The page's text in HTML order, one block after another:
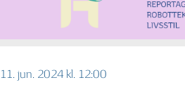
11. jun. 2024 kl. 12:00